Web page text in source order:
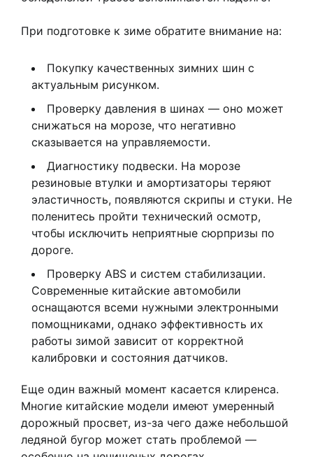
При подготовке к зиме обратите внимание на:
Покупку качественных зимних шин с
актуальным рисунком.
Проверку давления в шинах — оно может
снижаться на морозе, что негативно
сказывается на управляемости.
Диагностику подвески. На морозе
резиновые втулки и амортизаторы теряют
эластичность, появляются скрипы и стуки. Не
поленитесь пройти технический осмотр,
чтобы исключить неприятные сюрпризы по
дороге.
Проверку ABS и систем стабилизации.
Современные китайские автомобили
оснащаются всеми нужными электронными
помощниками, однако эффективность их
работы зимой зависит от корректной
калибровки и состояния датчиков.
Еще один важный момент касается клиренса.
Многие китайские модели имеют умеренный
дорожный просвет, из-за чего даже небольшой
ледяной бугор может стать проблемой —